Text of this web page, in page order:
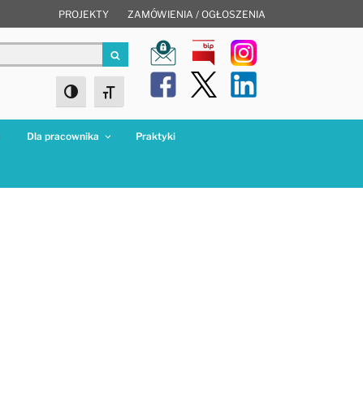
PROJEKTY ZAMÓWIENIA / OGŁOSZENIA
Szukaj
Toggle High Contrast
Toggle Font size
Dla pracownika Praktyki